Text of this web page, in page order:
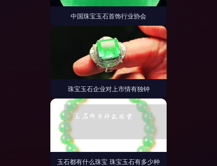
中国珠宝玉石首饰行业协会
珠宝玉石企业对上市情有独钟
玉石都有什么珠宝 珠宝玉石有多少种